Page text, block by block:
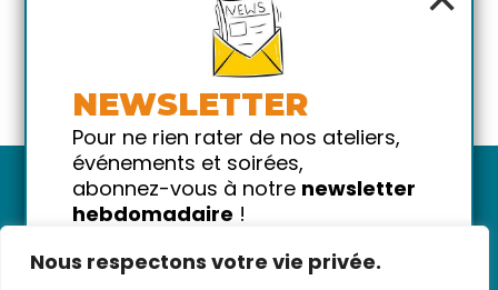
Nous respectons votre vie privée.
NEWSLETTER
Pour ne rien rater de nos ateliers,
événements et soirées,
abonnez-vous à notre newsletter
hebdomadaire !
!